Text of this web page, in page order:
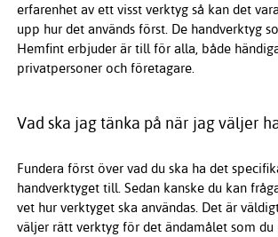
erfarenhet av ett visst verktyg så kan det
upp hur det används först. De handverktyg
Hemfint erbjuder är till för alla, både
privatpersoner och företagare.
Vad ska jag tänka på när jag väljer
Fundera först över vad du ska ha det
handverktyget till. Sedan kanske du kan
vet hur verktyget ska användas. Det är
väljer rätt verktyg för det ändamålet som